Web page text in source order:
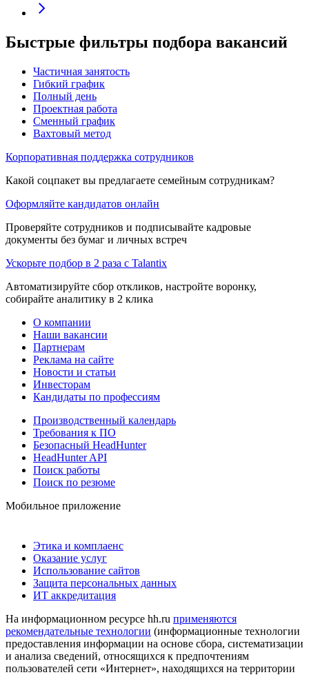
Быстрые фильтры подбора вакансий
Частичная занятость
Гибкий график
Полный день
Проектная работа
Сменный график
Вахтовый метод
Корпоративная поддержка сотрудников
Какой соцпакет вы предлагаете семейным сотрудникам?
Оформляйте кандидатов онлайн
Проверяйте сотрудников и подписывайте кадровые
документы без бумаг и личных встреч
Ускорьте подбор в 2 раза с Talantix
Автоматизируйте сбор откликов, настройте воронку,
собирайте аналитику в 2 клика
О компании
Наши вакансии
Партнерам
Реклама на сайте
Новости и статьи
Инвесторам
Кандидаты по профессиям
Производственный календарь
Требования к ПО
Безопасный HeadHunter
HeadHunter API
Поиск работы
Поиск по резюме
Мобильное приложение
Этика и комплаенс
Оказание услуг
Использование сайтов
Защита персональных данных
ИТ аккредитация
На информационном ресурсе hh.ru применяются
рекомендательные технологии (информационные технологии
предоставления информации на основе сбора, систематизации
и анализа сведений, относящихся к предпочтениям
пользователей сети «Интернет», находящихся на территории